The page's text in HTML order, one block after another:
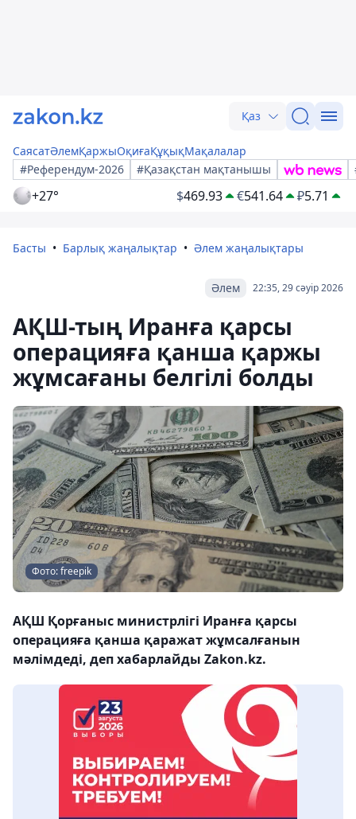
Қаз
СаясатӘлемҚаржыОқиғаҚұқықМақалалар
#Референдум-2026
#Қазақстан мақтанышы
+27° $469.93 €541.64 ₽5.71
Басты Барлық жаңалықтар Әлем жаңалықтары
22:35, 29 сәуір 2026
Әлем
АҚШ-тың Иранға қарсы
операцияға қанша қаржы
жұмсағаны белгілі болды
Фото: freepik
АҚШ Қорғаныс министрлігі Иранға қарсы
операцияға қанша қаражат жұмсалғанын
мәлімдеді, деп хабарлайды Zakon.kz.